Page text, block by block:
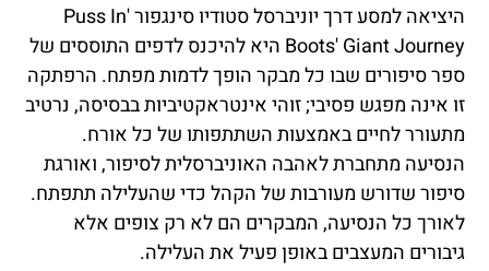
היציאה למסע דרך יוניברסל סטודיו סינגפור 'Puss In
Boots' Giant Journey היא להיכנס לדפים התוססים של
ספר סיפורים שבו כל מבקר הופך לדמות מפתח. הרפתקה
זו אינה מפגש פסיבי; זוהי אינטראקטיביות בבסיסה, נרטיב
מתעורר לחיים באמצעות השתתפותו של כל אורח.
הנסיעה מתחברת לאהבה האוניברסלית לסיפור, ואורגת
סיפור שדורש מעורבות של הקהל כדי שהעלילה תתפתח.
לאורך כל הנסיעה, המבקרים הם לא רק צופים אלא
גיבורים המעצבים באופן פעיל את העלילה.